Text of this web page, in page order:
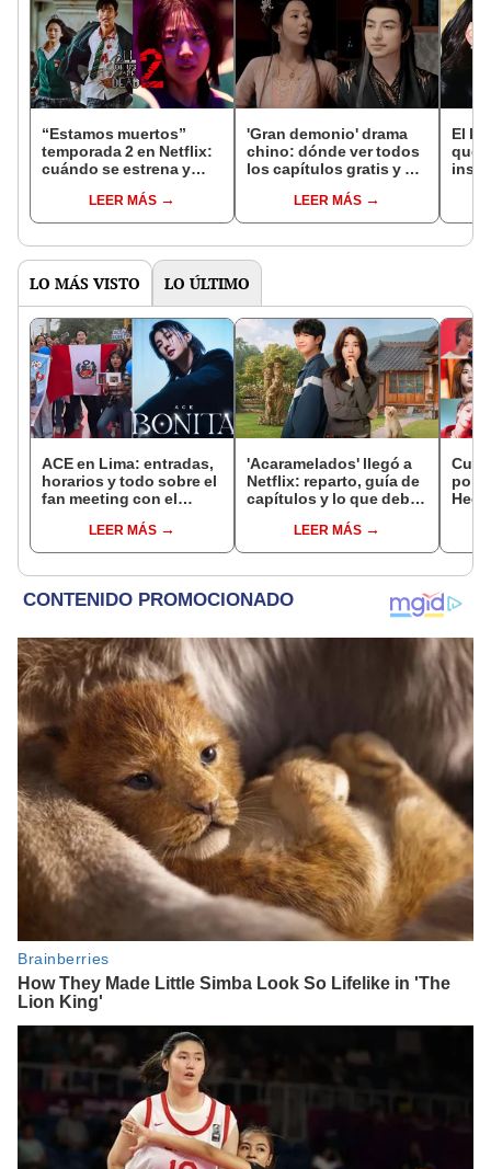
“Estamos muertos”
temporada 2 en Netflix:
cuándo se estrena y
temporadaLEER MÁS
'Gran demonio' drama
chino: dónde ver todos
los capítulos gratis y en
LEER MÁS
El k-
que
LO MÁS VISTO LO ÚLTIMO
ACE en Lima: entradas,
horarios y todo sobre el
fan meeting con el
Circuito Mágico del
Agua
LEER MÁS
'Acaramelados' llegó a
Netflix: reparto, guía de
capítulos y lo que debes
coreanaLEER MÁS
pop